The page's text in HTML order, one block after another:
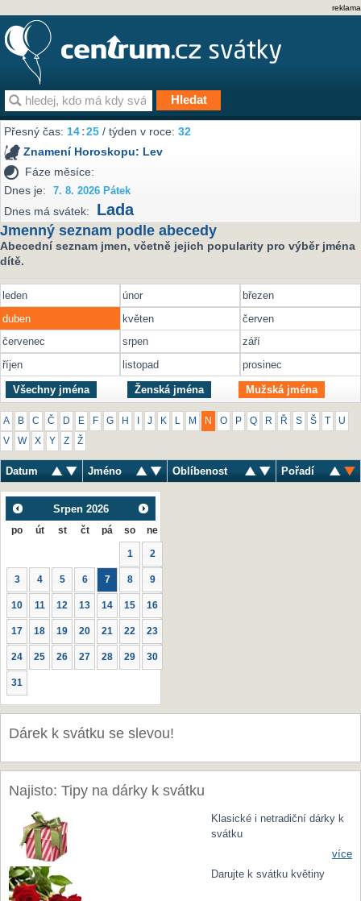
reklama
Přesný čas:14 25 / týden v roce:32
Znamení Horoskopu: Lev
Fáze měsíce:
Dnes je:
7. 8. 2026 Pátek
Dnes má svátek: Lada
Jmenný seznam podle abecedy
Abecední seznam jmen, včetně jejich popularity pro výběr jména
dítě.
leden únor
březen
duben
květen
červen
červenec
srpen
září
říjen
listopad prosinec
Všechny jména Ženská jména Mužská jména
A B C Č D E F G H J K M N O P Q R Ř S Š U
V W X Y Z Ž
Datum Jméno Oblíbenost Pořadí
Srpen 2026
po út st čt pá so ne
1 2
3 4 5 6 7 8 9
10 11 12 13 14 15 16
17 18 19 20 21 22 23
24 25 26 27 28 29 30
31
Dárek k svátku se slevou!
Najisto: Tipy na dárky k svátku
Klasické i netradiční dárky k
svátku
více
Darujte k svátku květiny